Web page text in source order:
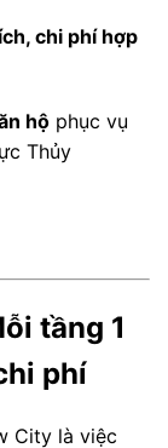
chi phí hợp
hộ phục vụ
Thủy
tầng 1
phí
City là việc